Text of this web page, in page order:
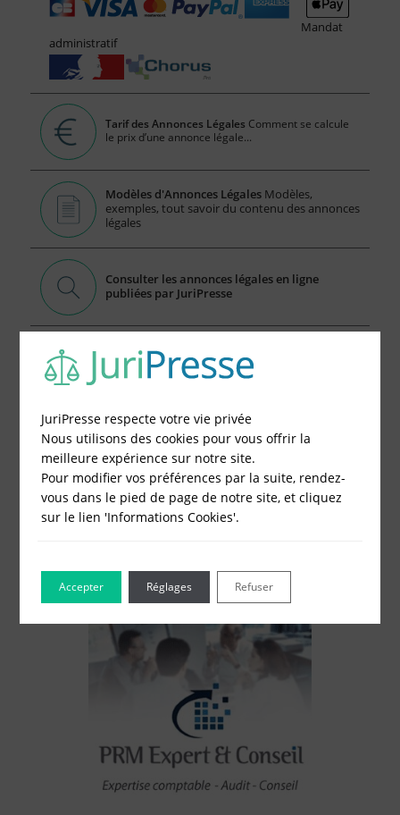
Mandat
administratif
Tarif des Annonces Légales Comment se calcule
le prix d’une annonce légale...
Modèles d'Annonces Légales Modèles,
exemples, tout savoir du contenu des annonces
légales
Consulter les annonces légales en ligne
publiées par JuriPresse
Facile
2 - Obtenez immédiatement le prix
3 - Réglez et recevez par mail votre attestation
Choisissez votre formulaire :
Constitution de société
Cessation d'activité
JuriPresse respecte votre vie privée
Nous utilisons des cookies pour vous offrir la
meilleure expérience sur notre site.
Pour modifier vos préférences par la suite, rendez-
vous dans le pied de page de notre site, et cliquez
sur le lien 'Informations Cookies'.
Accepter Refuser
Réglages